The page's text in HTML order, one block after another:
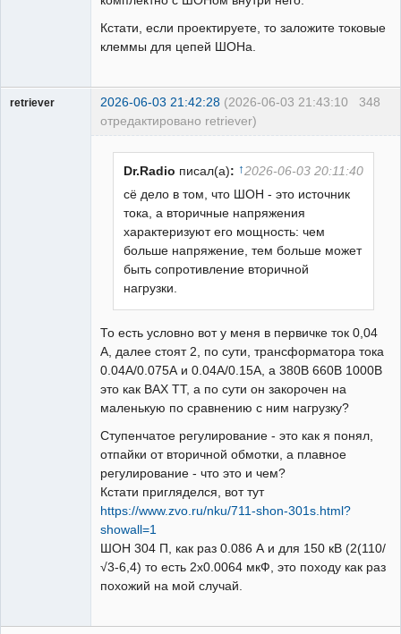
Кстати, если проектируете, то заложите токовые
клеммы для цепей ШОНа.
348
retriever 2026-06-03 21:42:28 (2026-06-03 21:43:10
отредактировано retriever)
Dr.Radio писал(а): ↑2026-06-03 20:11:40
сё дело в том, что ШОН - это источник
тока, а вторичные напряжения
характеризуют его мощность: чем
больше напряжение, тем больше может
быть сопротивление вторичной
нагрузки.
То есть условно вот у меня в первичке ток 0,04
А, далее стоят 2, по сути, трансформатора тока
0.04А/0.075А и 0.04А/0.15А, а 380В 660В 1000В
это как ВАХ ТТ, а по сути он закорочен на
маленькую по сравнению с ним нагрузку?
Ступенчатое регулирование - это как я понял,
отпайки от вторичной обмотки, а плавное
регулирование - что это и чем?
Кстати пригляделся, вот тут
https://www.zvo.ru/nku/711-shon-301s.html?
showall=1
ШОН 304 П, как раз 0.086 А и для 150 кВ (2(110/
√3-6,4) то есть 2х0.0064 мкФ, это походу как раз
похожий на мой случай.